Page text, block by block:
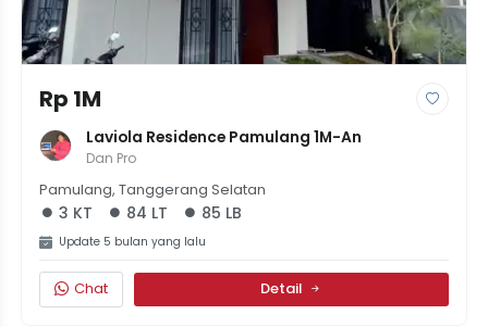
Rp 1M
Laviola Residence Pamulang 1M-An
Dan Pro
Pamulang, Tanggerang Selatan
3 KT 84 LT 85 LB
Update 5 bulan yang lalu
Chat Detail